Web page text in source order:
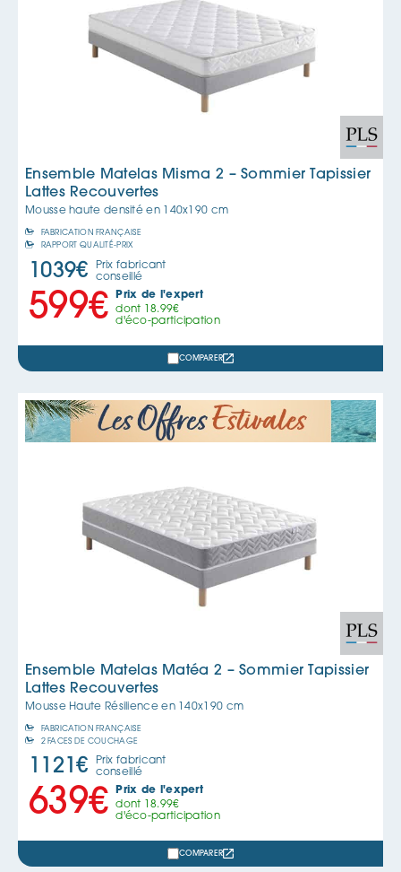
Ensemble Matelas Misma 2 – Sommier Tapissier
Lattes Recouvertes
Mousse haute densité en 140x190 cm
FABRICATION FRANÇAISE
RAPPORT QUALITÉ-PRIX
1039€
Prix fabricant
conseillé
599€
Prix de l'expert
dont
18.99€
d'éco-participation
COMPARER
Ensemble Matelas Matéa 2 – Sommier Tapissier
Lattes Recouvertes
Mousse Haute Résilience en 140x190 cm
FABRICATION FRANÇAISE
2 FACES DE COUCHAGE
1121€
Prix fabricant
conseillé
639€
Prix de l'expert
dont 18.99€
d'éco-participation
COMPARER